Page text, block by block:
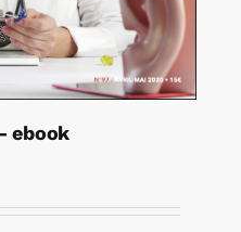
ebook